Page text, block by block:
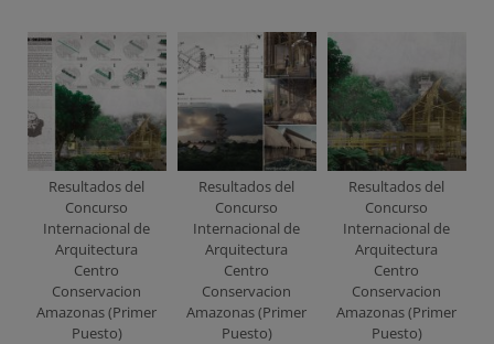
Resultados del
Concurso
Internacional de
Arquitectura
Centro
Conservacion
Amazonas (Primer
Puesto)
Resultados del
Concurso
Internacional de
Arquitectura
Centro
Conservacion
Amazonas (Primer
Puesto)
Resultados del
Concurso
Internacional de
Arquitectura
Centro
Conservacion
Amazonas (Primer
Puesto)